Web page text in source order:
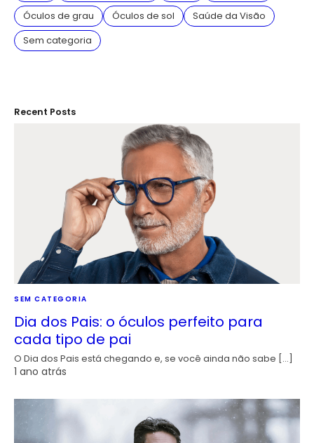
Óculos de grau
Óculos de sol
Saúde da Visão
Sem categoria
Recent Posts
SEM CATEGORIA
Dia dos Pais: o óculos perfeito para
cada tipo de pai
O Dia dos Pais está chegando e, se você ainda não sabe […]
1 ano atrás